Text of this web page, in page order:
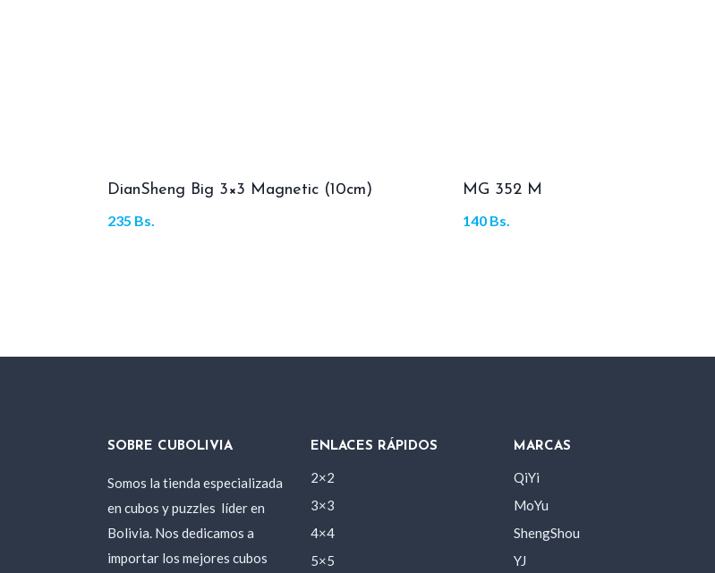
DianSheng Big 3×3 Magnetic (10cm)
235 Bs.
MG 352 M
140 Bs.
SOBRE CUBOLIVIA
Somos la tienda especializada
en cubos y puzzles líder en
Bolivia. Nos dedicamos a
importar los mejores cubos
ENLACES RÁPIDOS
2×2
3×3
4×4
5×5
MARCAS
QiYi
MoYu
ShengShou
YJ